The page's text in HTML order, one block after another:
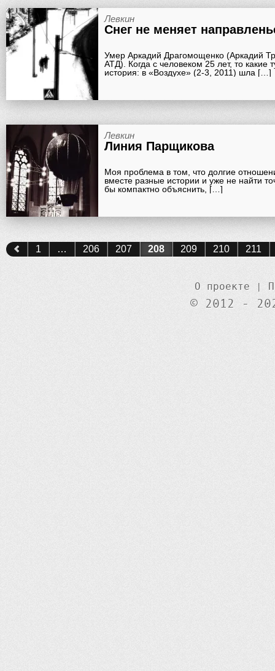
Левкин
Снег не меняет
Умер Аркадий Драгомощенко (Аркадий
АТД). Когда с человеком 25 лет, то какие
история: в «Воздухе» (2-3, 2011) шла […]
Левкин
Линия Парщикова
Моя проблема в том, что долгие
вместе разные истории и уже не найти
бы компактно объяснить, […]
1 … 206 207 208 209 210 211
О проекте |
© 2012 -